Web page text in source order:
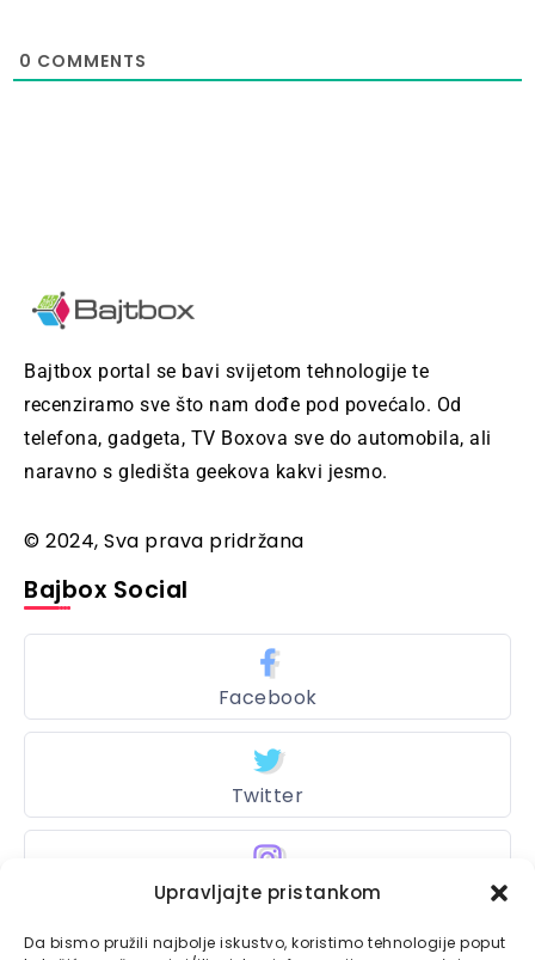
Upravljajte pristankom
Da bismo pružili najbolje iskustvo, koristimo tehnologije poput
0 COMMENTS
Bajtbox portal se bavi svijetom tehnologije te
recenziramo sve što nam dođe pod povećalo. Od
telefona, gadgeta, TV Boxova sve do automobila, ali
naravno s gledišta geekova kakvi jesmo.
© 2024, Sva prava pridržana
Bajbox Social
Facebook
Twitter
Instagram